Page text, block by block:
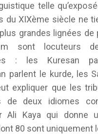
telle
du XIXème siècle ne
grandes lignées de
sont locuteurs
: les Kuresan
parlent le kurde, les
expliquer que les
de deux idiomes
Ali Kaya qui donne
80 sont uniquement